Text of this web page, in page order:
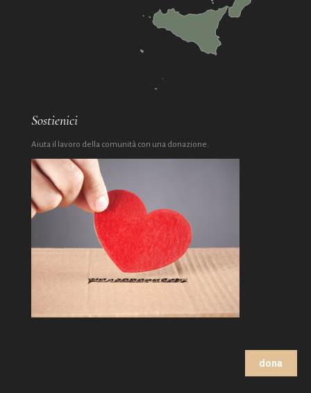
Sostienici
Aiuta il lavoro della comunità con una donazione.
dona